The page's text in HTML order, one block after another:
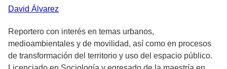
David Álvarez
Reportero con interés en temas urbanos,
medioambientales y de movilidad, así como en procesos
de transformación del territorio y uso del espacio público.